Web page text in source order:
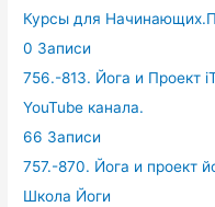
Курсы для
0 Записи
756.-813. Йога и Проект
YouTube канала.
66 Записи
757.-870. Йога и проект
Школа Йоги